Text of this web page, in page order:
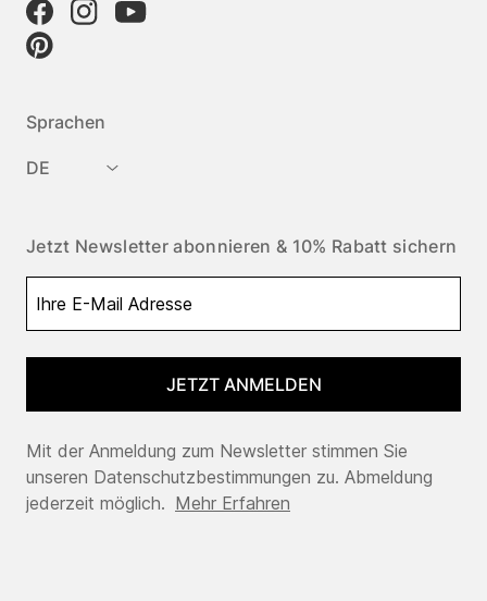
Sprachen
DE
Jetzt Newsletter abonnieren & 10% Rabatt sichern
JETZT ANMELDEN
Mit der Anmeldung zum Newsletter stimmen Sie
unseren Datenschutzbestimmungen zu. Abmeldung
jederzeit möglich. Mehr Erfahren